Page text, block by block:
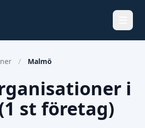
Malmö
i
st företag)